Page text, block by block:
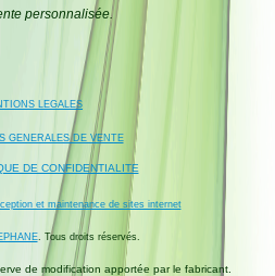
personnalisée.
LEGALES
GENERALES DE VENTE
DE CONFIDENTIALITE
et maintenance de sites internet
. Tous droits réservés.
de modification apportée par le fabricant.